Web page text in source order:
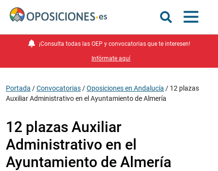
¡Consulta todas las OEP y convocatorias que te interesen!
Infórmate aquí
Portada /Convocatorias /Oposiciones en Andalucía / 12 plazas
Auxiliar Administrativo en el Ayuntamiento de Almería
12 plazas Auxiliar
Administrativo en el
Ayuntamiento de Almería